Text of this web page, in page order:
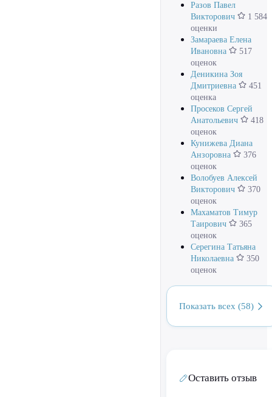
Разов Павел
Викторович
1 584
оценки
Замараева Елена
Ивановна
517
оценок
Деникина Зоя
Дмитриевна
451
оценка
Просеков Сергей
Анатольевич
418
оценок
Кунижева Диана
Анзоровна
376
оценок
Волобуев Алексей
Викторович
370
оценок
Махаматов Тимур
Таирович
365
оценок
Серегина Татьяна
Николаевна
350
оценок
Показать всех (58)
Оставить отзыв